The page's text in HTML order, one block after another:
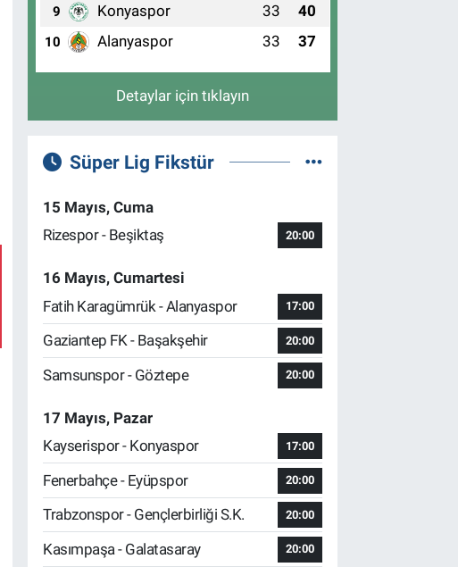
9 Konyaspor 33 40
10 Alanyaspor 33 37
Detaylar için tıklayın
Süper Lig Fikstür
15 Mayıs, Cuma
Rizespor - Beşiktaş
20:00
16 Mayıs, Cumartesi
Fatih Karagümrük - Alanyaspor
17:00
Gaziantep FK - Başakşehir 20:00
Samsunspor - Göztepe 20:00
17 Mayıs, Pazar
Kayserispor - Konyaspor
17:00
Fenerbahçe - Eyüpspor 20:00
Trabzonspor - Gençlerbirliği S.K. 20:00
Kasımpaşa - Galatasaray 20:00